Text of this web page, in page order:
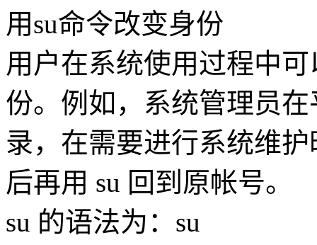
用su命令改变身份
用户在系统使用过程中
份。例如，系统管理员
录，在需要进行系统维
后再用 su 回到原帐号。
su 的语法为：su